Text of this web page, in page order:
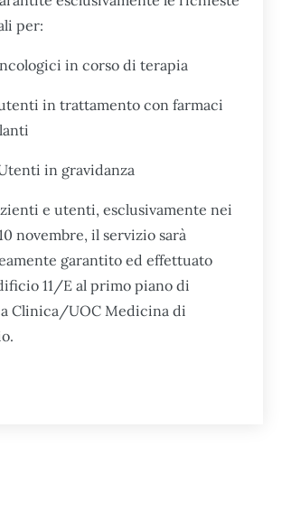
per:
in corso di terapia
in trattamento con farmaci
in gravidanza
e utenti, esclusivamente nei
novembre, il servizio sarà
garantito ed effettuato
11/E al primo piano di
Clinica/UOC Medicina di